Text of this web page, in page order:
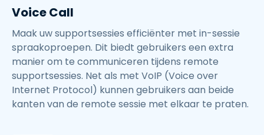
Voice Call
Maak uw supportsessies efficiënter met in-sessie
spraakoproepen. Dit biedt gebruikers een extra
manier om te communiceren tijdens remote
supportsessies. Net als met VoIP (Voice over
Internet Protocol) kunnen gebruikers aan beide
kanten van de remote sessie met elkaar te praten.